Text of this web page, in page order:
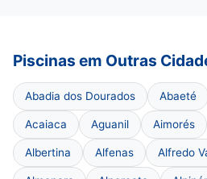
Piscinas em Outras
Abadia dos Dourados Abaeté
Acaiaca Aguanil Aimorés
Albertina Alfenas Alfredo